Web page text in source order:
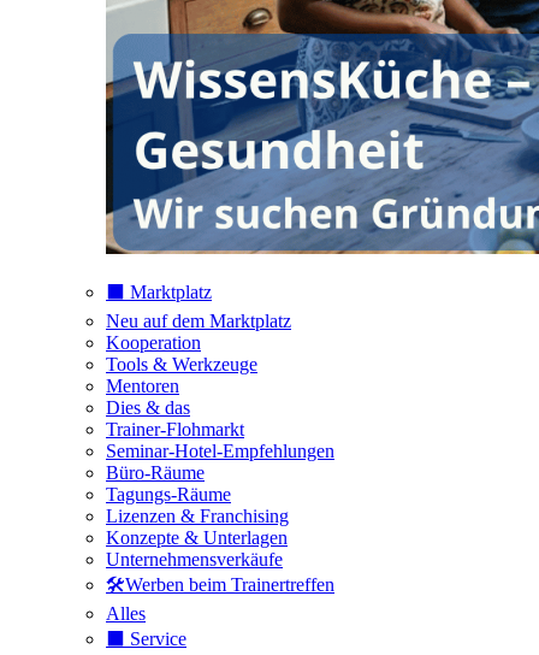
⬛️ Marktplatz
Neu auf dem Marktplatz
Kooperation
Tools & Werkzeuge
Mentoren
Dies & das
Trainer-Flohmarkt
Seminar-Hotel-Empfehlungen
Büro-Räume
Tagungs-Räume
Lizenzen & Franchising
Konzepte & Unterlagen
Unternehmensverkäufe
🛠️Werben beim Trainertreffen
Alles
⬛️ Service